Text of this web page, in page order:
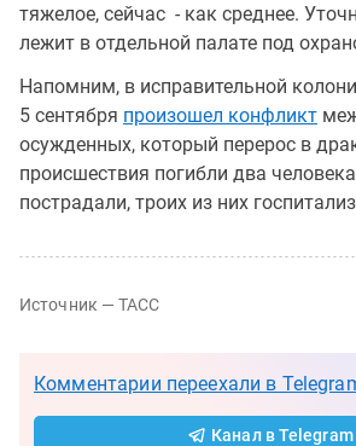
тяжелое, сейчас - как среднее.
лежит в отдельной палате под
Напомним, в исправительной
5 сентября произошел конфликт
осужденных, который перерос в
происшествия погибли два
пострадали, троих из них
Источник — ТАСС
Комментарии переехали в
Канал в Telegram